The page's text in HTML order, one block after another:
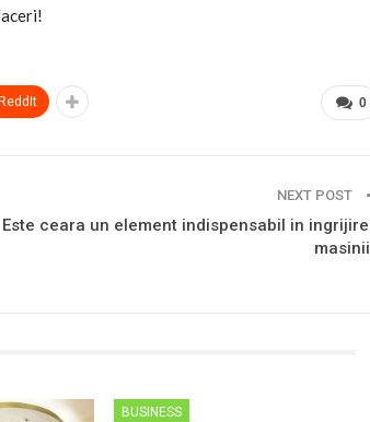
0
ReddIt
NEXT POST
Este ceara un element indispensabil in
BUSINESS